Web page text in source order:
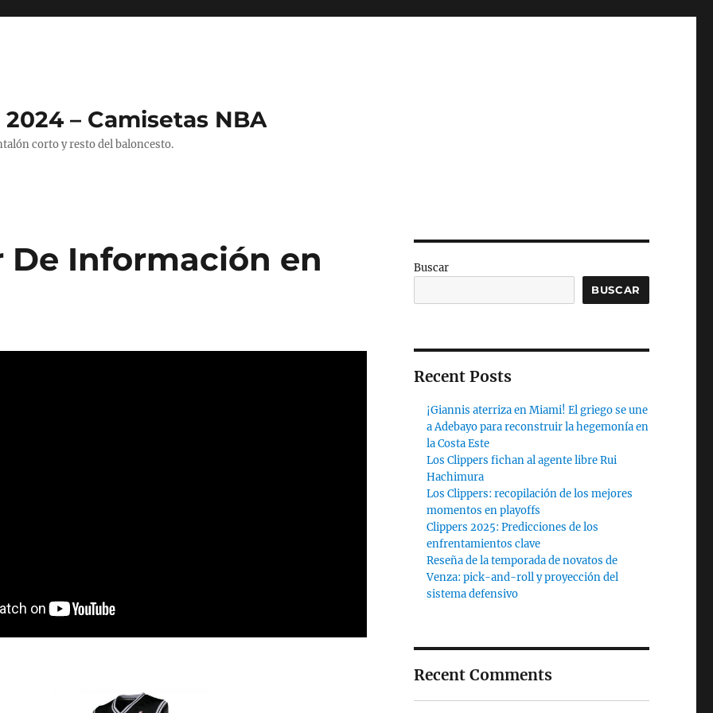
– Camisetas NBA
corto y resto del baloncesto.
De Información en
Buscar
BUSCAR
Recent Posts
¡Giannis aterriza en Miami! El griego se une
a Adebayo para reconstruir la hegemonía en
la Costa Este
Los Clippers fichan al agente libre Rui
Hachimura
Los Clippers: recopilación de los mejores
momentos en playoffs
Clippers 2025: Predicciones de los
enfrentamientos clave
Reseña de la temporada de novatos de
Venza: pick-and-roll y proyección del
sistema defensivo
Recent Comments